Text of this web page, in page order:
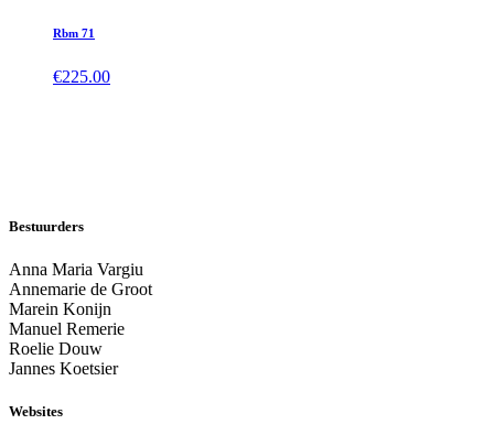
Rbm 71
€225.00
Bestuurders
Anna Maria Vargiu
Annemarie de Groot
Marein Konijn
Manuel Remerie
Roelie Douw
Jannes Koetsier
Websites